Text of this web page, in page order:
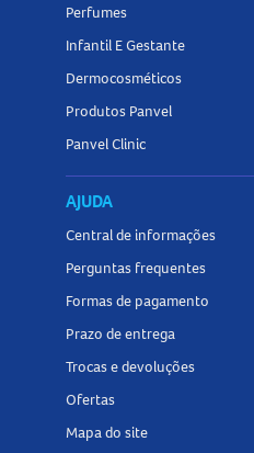
Perfumes
Infantil E Gestante
Dermocosméticos
Produtos Panvel
Panvel Clinic
AJUDA
Central de informações
Perguntas frequentes
Formas de pagamento
Prazo de entrega
Trocas e devoluções
Ofertas
Mapa do site